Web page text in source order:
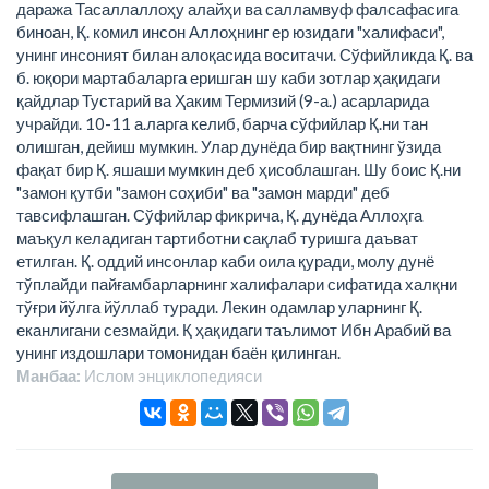
даража Тасаллаллоҳу алайҳи ва салламвуф фалсафасига
биноан, Қ. комил инсон Аллоҳнинг ер юзидаги "халифаси",
унинг инсоният билан алоқасида воситачи. Сўфийликда Қ. ва
б. юқори мартабаларга еришган шу каби зотлар ҳақидаги
қайдлар Тустарий ва Ҳаким Термизий (9-а.) асарларида
учрайди. 10-11 а.ларга келиб, барча сўфийлар Қ.ни тан
олишган, дейиш мумкин. Улар дунёда бир вақтнинг ўзида
фақат бир Қ. яшаши мумкин деб ҳисоблашган. Шу боис Қ.ни
"замон қутби "замон соҳиби" ва "замон марди" деб
тавсифлашган. Сўфийлар фикрича, Қ. дунёда Аллоҳга
маъқул келадиган тартиботни сақлаб туришга даъват
етилган. Қ. оддий инсонлар каби оила қуради, молу дунё
тўплайди пайғамбарларнинг халифалари сифатида халқни
тўғри йўлга йўллаб туради. Лекин одамлар уларнинг Қ.
еканлигани сезмайди. Қ ҳақидаги таълимот Ибн Арабий ва
унинг издошлари томонидан баён қилинган.
Манбаа: Ислом энциклопeдияси